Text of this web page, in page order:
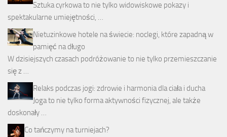
Sztuka cyrkowa to nie tylko widowiskowe pokazy i
spektakularne umiejętności, …
Nietuzinkowe hotele na świecie: noclegi, które zapadną w
pamięć na długo
W dzisiejszych czasach podróżowanie to nie tylko przemieszczanie
się z …
Relaks podczas jogi: zdrowie i harmonia dla ciała i ducha
Joga to nie tylko forma aktywności fizycznej, ale także
doskonały …
Co tańczymy na turniejach?